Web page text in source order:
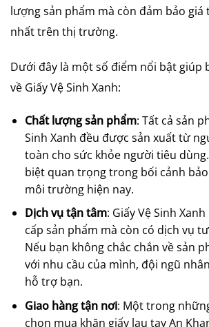
lượng sản phẩm mà còn đảm bảo
nhất trên thị trường.
Dưới đây là một số điểm nổi bật giúp
về Giấy Vệ Sinh Xanh:
Chất lượng sản phẩm: Tất cả sản
Sinh Xanh đều được sản xuất từ
toàn cho sức khỏe người tiêu
biệt quan trọng trong bối cảnh bảo
môi trường hiện nay.
Dịch vụ tận tâm: Giấy Vệ Sinh
cấp sản phẩm mà còn có dịch vụ
Nếu bạn không chắc chắn về sản
với nhu cầu của mình, đội ngũ
hỗ trợ bạn.
Giao hàng tận nơi: Một trong
chọn mua khăn giấy lau tay An